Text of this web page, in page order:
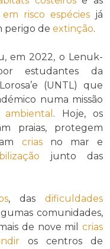
risco espécies já
perigo de extinção.
em 2022, o Lenuk-
estudantes da
(UNTL) que
numa missão
ambiental . Hoje, os
praias, protegem
criasno mar e
junto das
, dasdificuldades
comunidades,
de nove mil crias
os centros de